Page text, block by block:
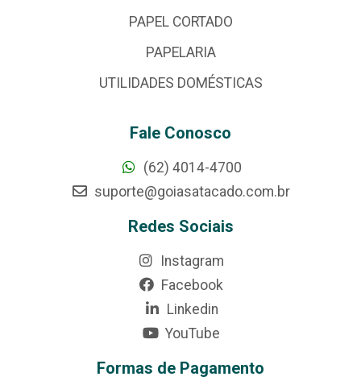
PAPEL CORTADO
PAPELARIA
UTILIDADES DOMÉSTICAS
Fale Conosco
(62) 4014-4700
suporte@goiasatacado.com.br
Redes Sociais
Instagram
Facebook
Linkedin
YouTube
Formas de Pagamento